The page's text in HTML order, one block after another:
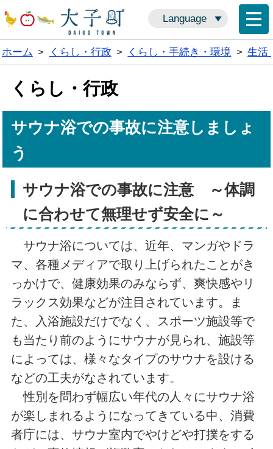
Language
ホーム > くらし・行政 > くらし・手続き・環境 > 生活
くらし・行政
サウナ浴での事故に注意しましょ
う
サウナ浴での事故に注意 ～体調
に合わせて無理せず安全に～
サウナ浴については、近年、マンガやドラ
マ、各種メディアで取り上げられたことがき
っかけで、健康効果のみならず、爽快感やリ
ラックス効果などが注目されています。ま
た、入浴施設だけでなく、スポーツ施設等で
も当たり前のようにサウナが見られ、施設等
によっては、様々なタイプのサウナを設ける
などの工夫がなされています。
性別を問わず幅広い年代の人々にサウナ浴
が楽しまれるようになってきている中、消費
者庁には、サウナ室内でやけどや打撲をする